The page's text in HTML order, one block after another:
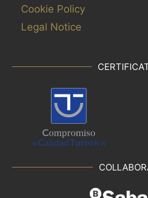
Cookie Policy
Legal Notice